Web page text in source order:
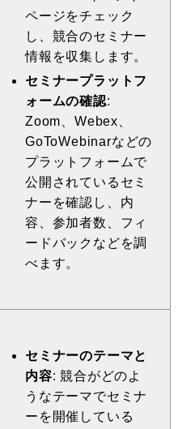
ページをチェック
し、競合のセミナー
情報を収集します。
セミナープラットフ
ォームの確認:
Zoom、Webex、
GoToWebinarなどの
プラットフォームで
公開されているセミ
ナーを確認し、内
容、参加者数、フィ
ードバックなどを調
べます。
セミナーのテーマと
内容: 競合がどのよ
うなテーマでセミナ
ーを開催している